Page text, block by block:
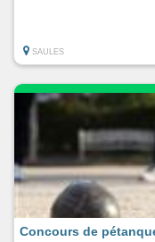
SAULES
Concours de